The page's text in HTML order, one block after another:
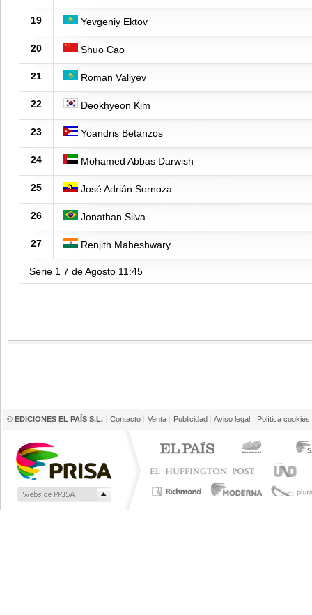
19 Yevgeniy Ektov
20 Shuo Cao
21 Roman Valiyev
22 Deokhyeon Kim
23 Yoandris Betanzos
24 Mohamed Abbas Darwish
25 José Adrián Sornoza
26 Jonathan Silva
27 Renjith Maheshwary
Serie 1 7 de Agosto 11:45
© EDICIONES EL PAÍS S.L. Contacto Venta Publicidad Aviso legal Política cookies